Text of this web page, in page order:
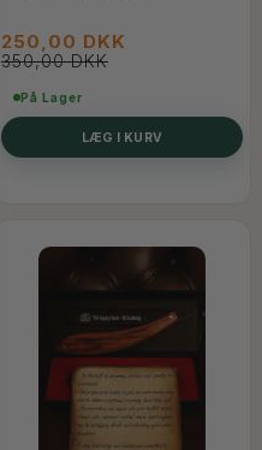
250,00 DKK
350,00 DKK
På Lager
LÆG I KURV